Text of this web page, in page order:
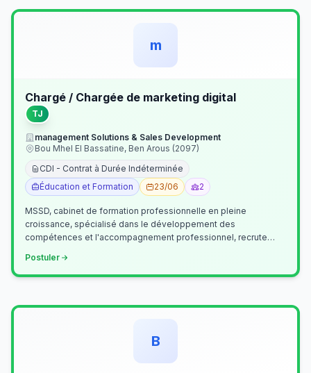
m
Chargé / Chargée de marketing digital
TJ
management Solutions & Sales Development
Bou Mhel El Bassatine, Ben Arous (2097)
CDI - Contrat à Durée Indéterminée
Éducation et Formation
23/06 2
MSSD, cabinet de formation professionnelle en pleine
croissance, spécialisé dans le développement des
compétences et l'accompagnement professionnel, recrute
Postuler
B